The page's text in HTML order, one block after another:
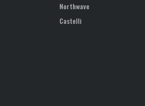
Northwave
Castelli